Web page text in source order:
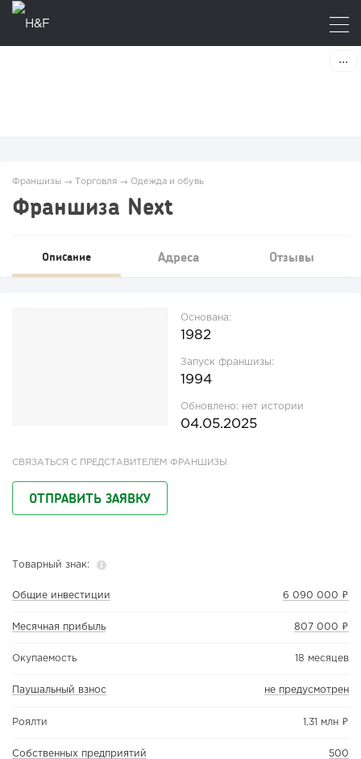
Франшизы → Торговля → Одежда и обувь
Франшиза Next
Описание Адреса Отзывы
Основана:
1982
Запуск франшизы:
1994
Обновлено: нет истории
04.05.2025
СВЯЗАТЬСЯ С ПРЕДСТАВИТЕЛЕМ ФРАНШИЗЫ
ОТПРАВИТЬ ЗАЯВКУ
Товарный знак:
Общие инвестиции 6 090 000 ₽
Месячная прибыль 807 000 ₽
Окупаемость 18 месяцев
Паушальный взнос не предусмотрен
Роялти 1,31 млн ₽
Собственных предприятий 500